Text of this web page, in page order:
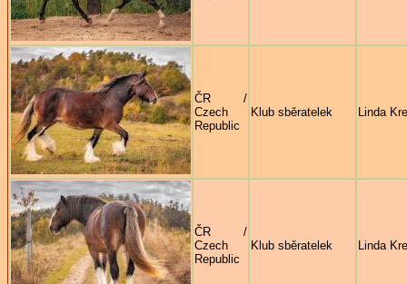
ČR /
Czech
Republic
Klub sběratelek Linda
ČR /
Czech
Republic
Klub sběratelek Linda